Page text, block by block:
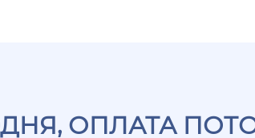
ОПЛАТА